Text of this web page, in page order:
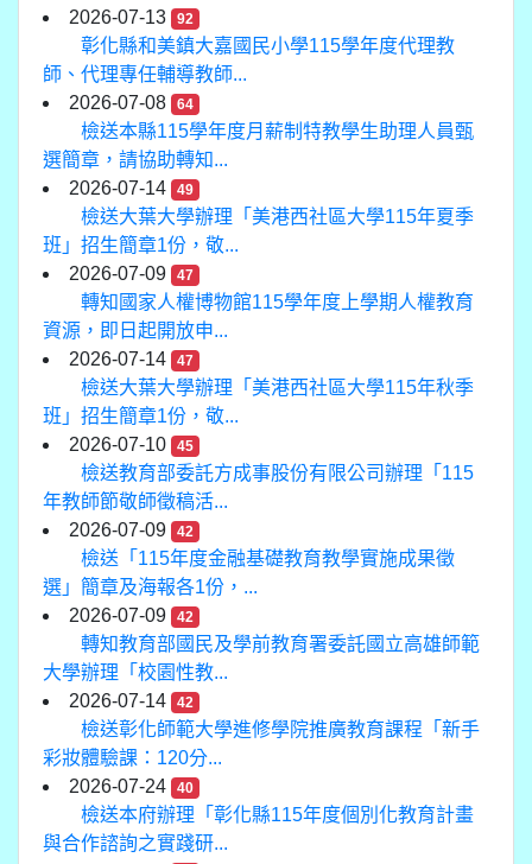
2026-07-13
92
彰化縣和美鎮大嘉國民小學115學年度代理教
師、代理專任輔導教師...
2026-07-08
64
檢送本縣115學年度月薪制特教學生助理人員甄
選簡章，請協助轉知...
2026-07-14
49
檢送大葉大學辦理「美港西社區大學115年夏季
班」招生簡章1份，敬...
2026-07-09
47
轉知國家人權博物館115學年度上學期人權教育
資源，即日起開放申...
2026-07-14
47
檢送大葉大學辦理「美港西社區大學115年秋季
班」招生簡章1份，敬...
2026-07-10
45
檢送教育部委託方成事股份有限公司辦理「115
年教師節敬師徵稿活...
2026-07-09
42
檢送「115年度金融基礎教育教學實施成果徵
選」簡章及海報各1份，...
2026-07-09
42
轉知教育部國民及學前教育署委託國立高雄師範
大學辦理「校園性教...
2026-07-14
42
檢送彰化師範大學進修學院推廣教育課程「新手
彩妝體驗課：120分...
2026-07-24
40
檢送本府辦理「彰化縣115年度個別化教育計畫
與合作諮詢之實踐研...